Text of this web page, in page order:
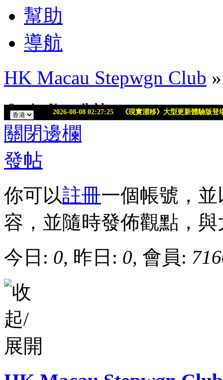
幫助
導航
HK Macau Stepwgn Club
關閉邊欄
發帖
你可以註冊一個帳號，並
容，並隨時發佈觀點，
今日: 0, 昨日: 0, 會員: